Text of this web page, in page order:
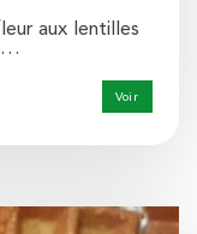
aux lentilles
Voir